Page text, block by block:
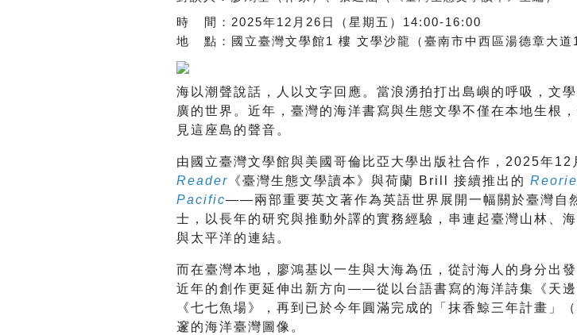
時 間： 2025年12 月 26 日 （星期五） 14:00-16:00
地 點：國立臺灣文學館1 樓 文學沙龍 （臺南市中西區湯德章大道
海以潮聲說話，人以文字回應。當浪湧拍打出島嶼的呼吸，文
廣的世界。近年，臺灣的海洋書寫與生態文學不僅在本地生根
見這座島的聲音。
由國立臺灣文學館與美國哥倫比亞大學出版社合作，2025年12
Reader 《臺灣生態文學讀本》與荷蘭 Brill 接續推出的
Pacific——兩部重要英文著作為英語世界展開一幅關於臺灣自
士，以長年的研究與推動外譯的實務經驗，串連起臺灣山林、
與太平洋的連結。
而在臺灣本地，廖鴻基以一生與大海為伍，從討海人的身分出
近年的創作更延伸出新方向——從以台語書寫的海洋詩集《天
《七七魚場》，再到已於今年圓滿完成的「抹香鯨三年計畫
邃的海洋臺灣圖像。